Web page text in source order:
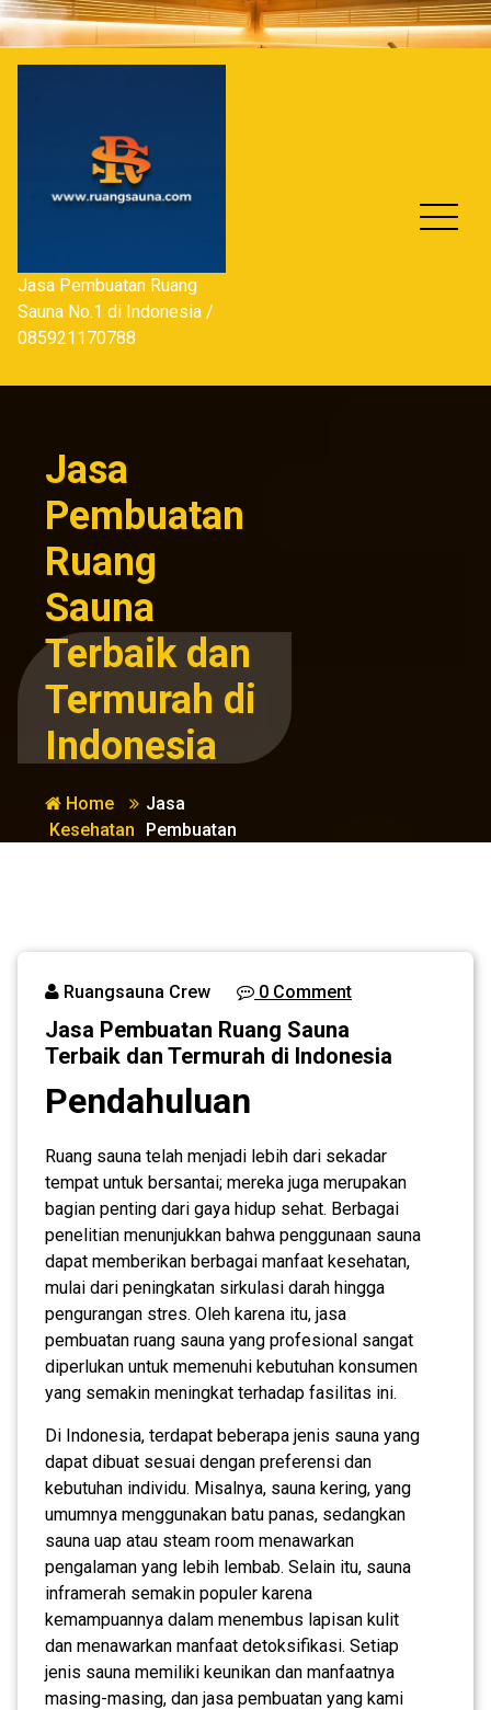
Skip
to
content
Jasa Pembuatan Ruang
Sauna No.1 di Indonesia /
085921170788
Jasa
Pembuatan
Ruang
Sauna
Terbaik dan
Termurah di
Indonesia
Home
Kesehatan
Jasa
Pembuatan
Ruangsauna Crew 0 Comment
Jasa Pembuatan Ruang Sauna
Terbaik dan Termurah di Indonesia
Pendahuluan
Ruang sauna telah menjadi lebih dari sekadar
tempat untuk bersantai; mereka juga merupakan
bagian penting dari gaya hidup sehat. Berbagai
penelitian menunjukkan bahwa penggunaan sauna
dapat memberikan berbagai manfaat kesehatan,
mulai dari peningkatan sirkulasi darah hingga
pengurangan stres. Oleh karena itu, jasa
pembuatan ruang sauna yang profesional sangat
diperlukan untuk memenuhi kebutuhan konsumen
yang semakin meningkat terhadap fasilitas ini.
Di Indonesia, terdapat beberapa jenis sauna yang
dapat dibuat sesuai dengan preferensi dan
kebutuhan individu. Misalnya, sauna kering, yang
umumnya menggunakan batu panas, sedangkan
sauna uap atau steam room menawarkan
pengalaman yang lebih lembab. Selain itu, sauna
inframerah semakin populer karena
kemampuannya dalam menembus lapisan kulit
dan menawarkan manfaat detoksifikasi. Setiap
jenis sauna memiliki keunikan dan manfaatnya
masing-masing, dan jasa pembuatan yang kami